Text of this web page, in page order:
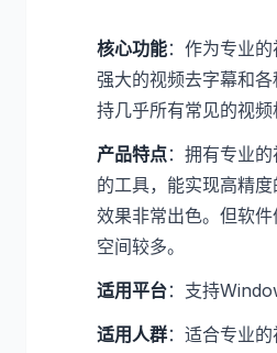
核心功能：作为专业
强大的视频去字幕和
持几乎所有常见的视频
产品特点：拥有专业
的工具，能实现高精
效果非常出色。但软
空间较多。
适用平台：支持
适用人群：适合专业